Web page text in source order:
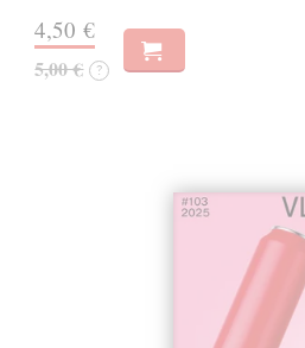
4,50 €
5,00 € ?